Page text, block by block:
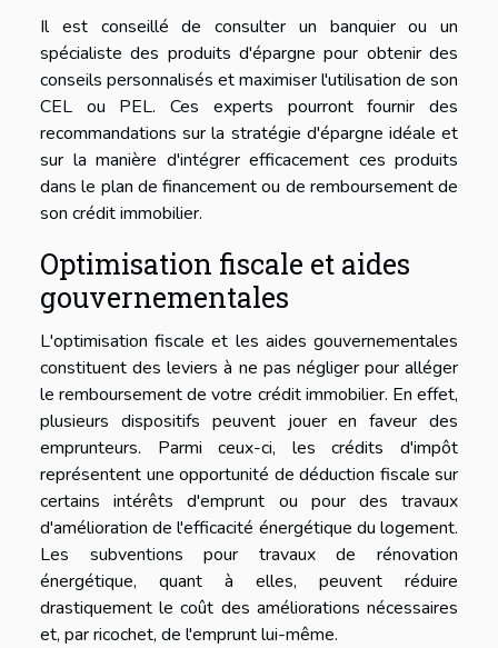
Il est conseillé de consulter un banquier ou un
spécialiste des produits d'épargne pour obtenir des
conseils personnalisés et maximiser l'utilisation de son
CEL ou PEL. Ces experts pourront fournir des
recommandations sur la stratégie d'épargne idéale et
sur la manière d'intégrer efficacement ces produits
dans le plan de financement ou de remboursement de
son crédit immobilier.
Optimisation fiscale et aides
gouvernementales
L'optimisation fiscale et les aides gouvernementales
constituent des leviers à ne pas négliger pour alléger
le remboursement de votre crédit immobilier. En effet,
plusieurs dispositifs peuvent jouer en faveur des
emprunteurs. Parmi ceux-ci, les crédits d'impôt
représentent une opportunité de déduction fiscale sur
certains intérêts d'emprunt ou pour des travaux
d'amélioration de l'efficacité énergétique du logement.
Les subventions pour travaux de rénovation
énergétique, quant à elles, peuvent réduire
drastiquement le coût des améliorations nécessaires
et, par ricochet, de l'emprunt lui-même.